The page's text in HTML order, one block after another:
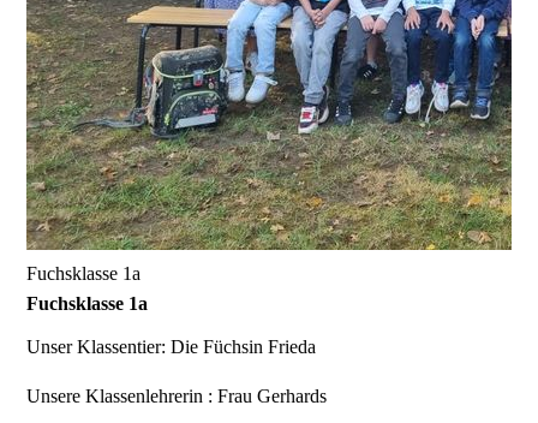
Fuchsklasse 1a
Fuchsklasse 1a
Unser Klassentier:Die Füchsin Frieda
Unsere Klassenlehrerin :Frau Gerhards